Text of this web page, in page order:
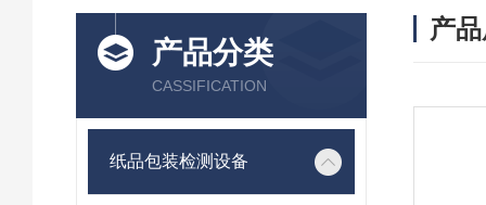
产品分类
CASSIFICATION
纸品包装检测设备
产